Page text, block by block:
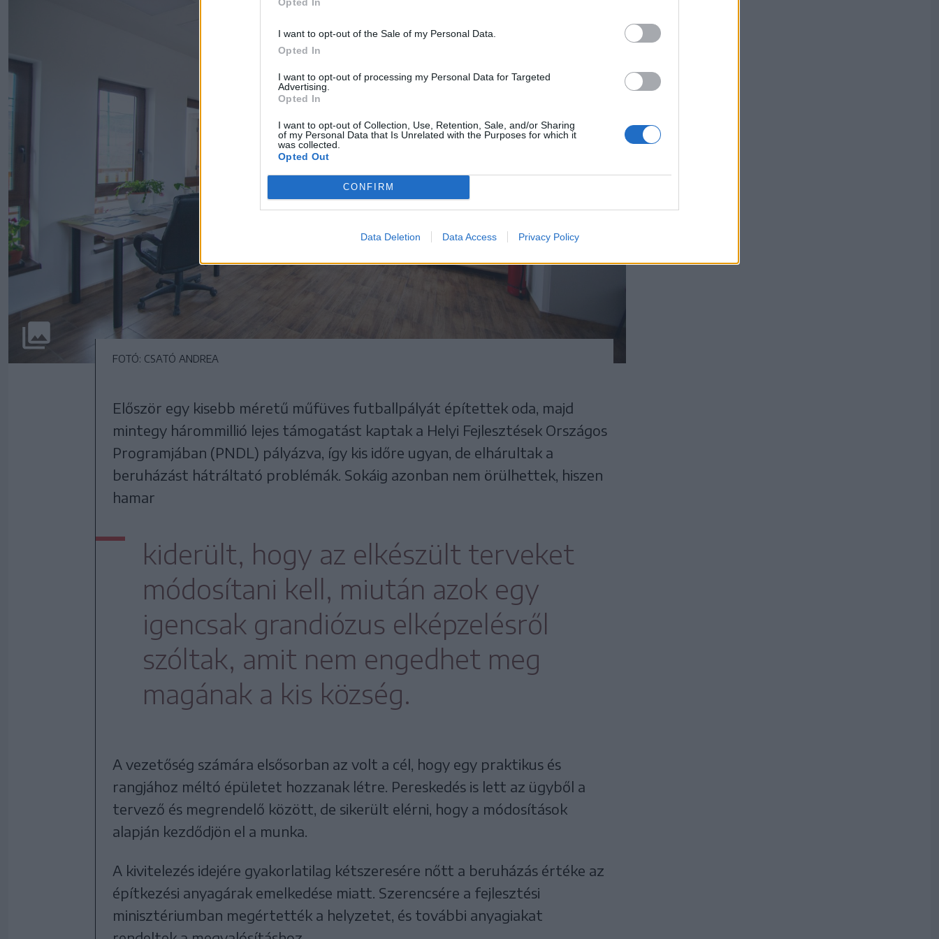
I want to opt-out of the Sale of my Personal Data.
Opted In
I want to opt-out of processing my Personal Data for Targeted
Advertising.
Opted In
I want to opt-out of Collection, Use, Retention, Sale, and/or Sharing
of my Personal Data that Is Unrelated with the Purposes for which it
was collected.
Opted Out
CONFIRM
Data Deletion Data Access Privacy Policy
FOTÓ: CSATÓ ANDREA
Először egy kisebb méretű műfüves futballpályát építettek oda, majd
mintegy hárommillió lejes támogatást kaptak a Helyi Fejlesztések Országos
Programjában (PNDL) pályázva, így kis időre ugyan, de elhárultak a
beruházást hátráltató problémák. Sokáig azonban nem örülhettek, hiszen
hamar
kiderült, hogy az elkészült terveket
módosítani kell, miután azok egy
igencsak grandiózus elképzelésről
szóltak, amit nem engedhet meg
magának a kis község.
A vezetőség számára elsősorban az volt a cél, hogy egy praktikus és
rangjához méltó épületet hozzanak létre. Pereskedés is lett az ügyből a
tervező és megrendelő között, de sikerült elérni, hogy a módosítások
alapján kezdődjön el a munka.
A kivitelezés idejére gyakorlatilag kétszeresére nőtt a beruházás értéke az
építkezési anyagárak emelkedése miatt. Szerencsére a fejlesztési
minisztériumban megértették a helyzetet, és további anyagiakat